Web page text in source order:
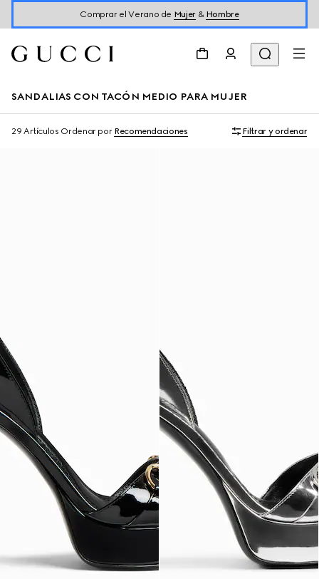
Comprar el Verano de Mujer& Hombre
SANDALIAS CON TACÓN MEDIO PARA MUJER
29 Artículos Ordenar por Recomendaciones Filtrar y ordenar